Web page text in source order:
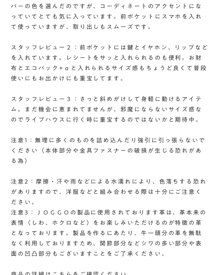
バーの色を選んだのですが、コーディネートのアクセントにな
っていてとても気に入っています。前ポケットにスマホを入れ
て使っていますが、取り出しもスムーズです。
スタッフレビュー２：前ポケットには鍵とイヤホン、リップなど
を入れています。レシートをサッと入れられるのも便利。お財
布とエコバック+αと入れられるサイズ感もちょうど良くて普段
使いにもお出かけにも重宝してます。
スタッフレビュー３：さっと斜めがけして身軽に動けるアイテ
ム。まだ機会に恵まれてませんが、邪魔にならないサイズ感な
のでライブハウスに行く時に重宝するのではないかと期待中。
注意1：無理に多くのものを詰め込んだり強引に引っ張らないで
ください（本体部分や金具ファスナーの破損が生じる恐れがあ
る為）
注意2：摩擦・汗や雨などによる水濡れにより、色落ちする恐れ
がありますので、洋服などと組み合わせる際は十分にご注意く
ださい。
注意3：ＪＯＧＧＯの製品に使用されております革は、革本来の
表情（しわ、ホクロなど）をお楽しみいただけるのが特徴の革
となっております。製品を作るにあたり、牛一頭分の革を無駄
なく利用しておりますため、関節部分などシワの多い部分や表
面の凹凸部分もございますことをご了承ください。